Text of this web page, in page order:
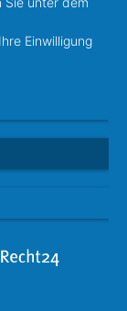
Einwilligung